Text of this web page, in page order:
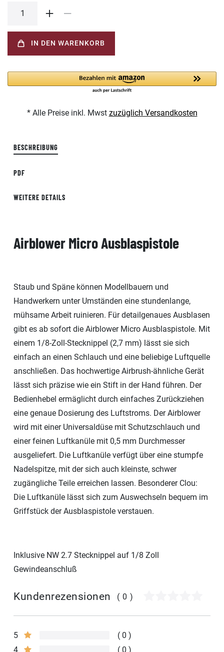
IN DEN WARENKORB
* Alle Preise inkl. Mwst zuzüglich Versandkosten
BESCHREIBUNG
PDF
WEITERE DETAILS
Airblower Micro Ausblaspistole
Staub und Späne können Modellbauern und
Handwerkern unter Umständen eine stundenlange,
mühsame Arbeit ruinieren. Für detailgenaues Ausblasen
gibt es ab sofort die Airblower Micro Ausblaspistole. Mit
einem 1/8-Zoll-Stecknippel (2,7 mm) lässt sie sich
einfach an einen Schlauch und eine beliebige Luftquelle
anschließen. Das hochwertige Airbrush-ähnliche Gerät
lässt sich präzise wie ein Stift in der Hand führen. Der
Bedienhebel ermäglicht durch einfaches Zurückziehen
eine genaue Dosierung des Luftstroms. Der Airblower
wird mit einer Universaldüse mit Schutzschlauch und
einer feinen Luftkanüle mit 0,5 mm Durchmesser
ausgeliefert. Die Luftkanüle verfügt über eine stumpfe
Nadelspitze, mit der sich auch kleinste, schwer
zugängliche Teile erreichen lassen. Besonderer Clou:
Die Luftkanüle lässt sich zum Auswechseln bequem im
Griffstück der Ausblaspistole verstauen.
Inklusive NW 2.7 Stecknippel auf 1/8 Zoll
Gewindeanschluß
Kundenrezensionen (0)
5
0
4
0